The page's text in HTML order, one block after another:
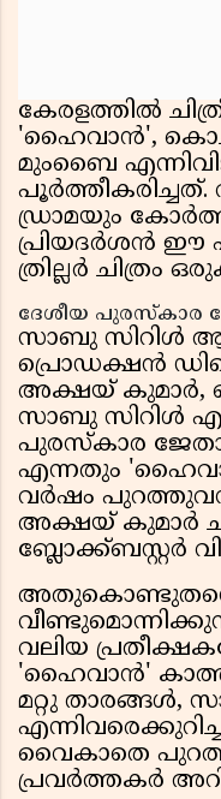
കേരളത്തിൽ
'ഹൈവാൻ',
മുംബൈ
ഡ്രാമയും
പ്രിയദർശൻ ഈ
ത്രില്ലർ ചിത്രം
ദേശീയ പുരസ്കാര
സാബു സിറിൾ
പ്രൊഡക്ഷൻ
അക്ഷയ് കുമാർ,
സാബു സിറിൾ
പുരസ്കാര
എന്നതും
വർഷം
അക്ഷയ് കുമാർ
ബ്ലോക്ക്ബസ്റ്റർ
വലിയ
'ഹൈവാൻ'
മറ്റു താരങ്ങൾ,
വൈകാതെ
പ്രവർത്തകർ